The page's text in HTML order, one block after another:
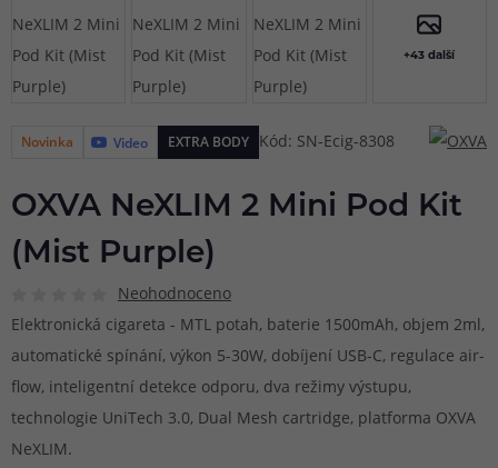
+43 další
Novinka Video EXTRA BODY Kód: SN-Ecig-8308
OXVA NeXLIM 2 Mini Pod Kit
(Mist Purple)
Neohodnoceno
Elektronická cigareta - MTL potah, baterie 1500mAh, objem 2ml,
automatické spínání, výkon 5-30W, dobíjení USB-C, regulace air-
flow, inteligentní detekce odporu, dva režimy výstupu,
technologie UniTech 3.0, Dual Mesh cartridge, platforma OXVA
NeXLIM.